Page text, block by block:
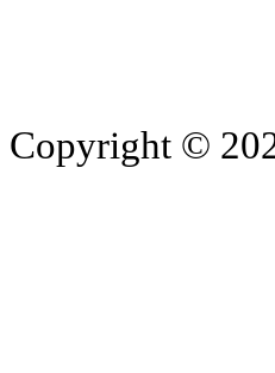
Copyright ©